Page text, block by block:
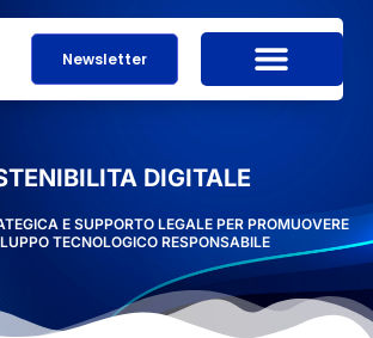
Newsletter
DIGITALE
E SUPPORTO LEGALE PER PROMUOVERE
TECNOLOGICO RESPONSABILE